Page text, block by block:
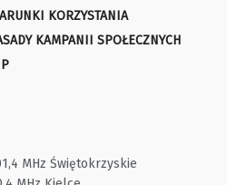
KORZYSTANIA
KAMPANII SPOŁECZNYCH
MHz Świętokrzyskie